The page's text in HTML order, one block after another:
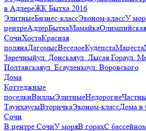
в АдлереЖК Бытха 2016
ЭлитныеБизнес-классЭконом-классУ
центреАдлерБытхаМамайка
СочиХостаКрасная
полянаДагомысВеселоеКудепстаМацеста
Заречныйул. Донскаяул. Лысая Гораул.
Полтавскаяул. Есауленкоул. Воровского
Дома
Коттеджные
поселкиВиллыЭлитныеНедорогие
ТаунхаусыВторичкаЭконом-классДома в
Сочи
В центре СочиУ моряВ горахС